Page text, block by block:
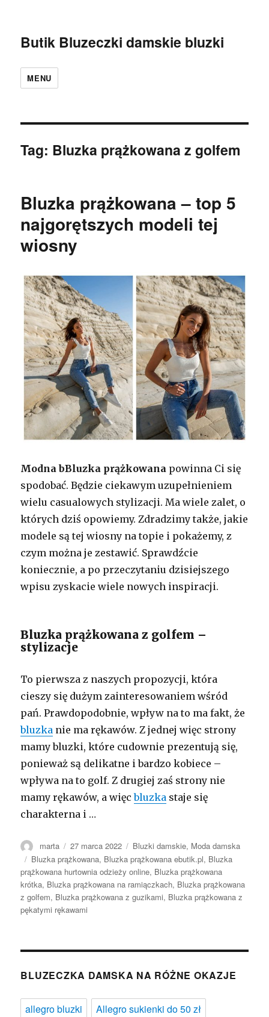
Butik Bluzeczki damskie bluzki
MENU
Tag: Bluzka prążkowana z golfem
Bluzka prążkowana – top 5
najgorętszych modeli tej
wiosny
Modna bBluzka prążkowana powinna Ci się
spodobać. Będzie ciekawym uzupełnieniem
wielu casualowych stylizacji. Ma wiele zalet, o
których dziś opowiemy. Zdradzimy także, jakie
modele są tej wiosny na topie i pokażemy, z
czym można je zestawić. Sprawdźcie
koniecznie, a po przeczytaniu dzisiejszego
wpisu zyskacie wiele nowych inspiracji.
Bluzka prążkowana z golfem –
stylizacje
To pierwsza z naszych propozycji, która
cieszy się dużym zainteresowaniem wśród
pań. Prawdopodobnie, wpływ na to ma fakt, że
bluzka nie ma rękawów. Z jednej więc strony
mamy bluzki, które cudownie prezentują się,
ponieważ są delikatne i bardzo kobiece –
wpływa na to golf. Z drugiej zaś strony nie
mamy rękawów, a więcbluzka staje się
charakterna i …
Autor
marta Opublikowano
27 marca 2022 Kategorie
Bluzki damskie, Moda damska
Tagi
Bluzka prążkowana, Bluzka prążkowana ebutik.pl, Bluzka
prążkowana hurtownia odzieży online, Bluzka prążkowana
krótka, Bluzka prążkowana na ramiączkach, Bluzka prążkowana
z golfem, Bluzka prążkowana z guzikami, Bluzka prążkowana z
pękatymi rękawami
BLUZECZKA DAMSKA NA RÓŻNE OKAZJE
allegro bluzki
Allegro sukienki do 50 zł